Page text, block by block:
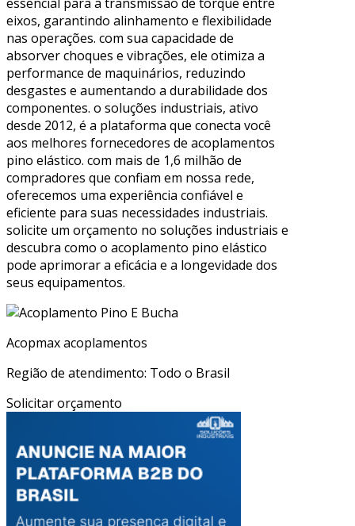
eixos, garantindo alinhamento e flexibilidade
nas operações. com sua capacidade de
absorver choques e vibrações, ele otimiza a
performance de maquinários, reduzindo
desgastes e aumentando a durabilidade dos
componentes. o soluções industriais, ativo
desde 2012, é a plataforma que conecta você
aos melhores fornecedores de acoplamentos
pino elástico. com mais de 1,6 milhão de
compradores que confiam em nossa rede,
oferecemos uma experiência confiável e
eficiente para suas necessidades industriais.
solicite um orçamento no soluções industriais e
descubra como o acoplamento pino elástico
pode aprimorar a eficácia e a longevidade dos
seus equipamentos.
Acopmax acoplamentos
Região de atendimento: Todo o Brasil
Solicitar orçamento